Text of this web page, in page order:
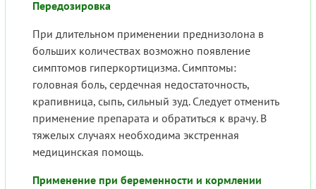
Передозировка
При длительном применении преднизолона в
больших количествах возможно появление
симптомов гиперкортицизма. Симптомы:
головная боль, сердечная недостаточность,
крапивница, сыпь, сильный зуд. Следует отменить
применение препарата и обратиться к врачу. В
тяжелых случаях необходима экстренная
медицинская помощь.
Применение при беременности и кормлении